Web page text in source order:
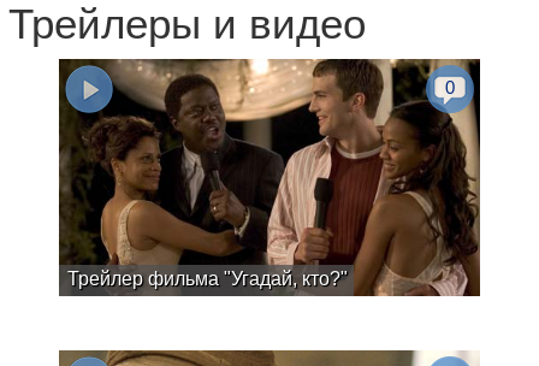
Трейлеры и видео
Трейлер фильма "Угадай, кто?"
0